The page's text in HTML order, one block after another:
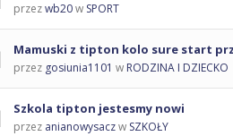
przezwb20w SPORT
Mamuski z tipton kolo sure start
przez gosiunia1101 w RODZINA I DZIECKO
Szkola tipton jestesmy nowi
przez anianowysaczw SZKOŁY